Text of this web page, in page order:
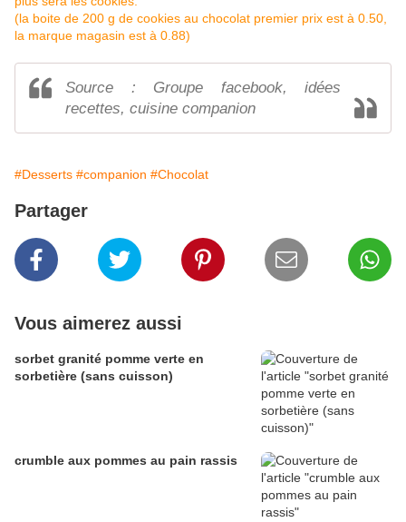
(la boite de 200 g de cookies au chocolat premier prix est à 0.50,
la marque magasin est à 0.88)
Source : Groupe facebook, idées
recettes, cuisine companion
#Desserts #companion #Chocolat
Partager
Vous aimerez aussi
sorbet granité pomme verte en
sorbetière (sans cuisson)
crumble aux pommes au pain rassis